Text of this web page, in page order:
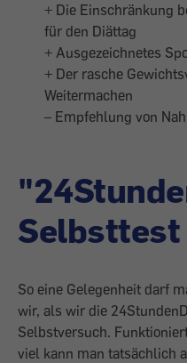
+ Die Einschränkung
für den Diättag
+ Ausgezeichnetes
+ Der rasche
Weitermachen
– Empfehlung von
Selbsttest
So eine Gelegenheit darf
wir, als wir die
Selbstversuch.
viel kann man tatsächlich